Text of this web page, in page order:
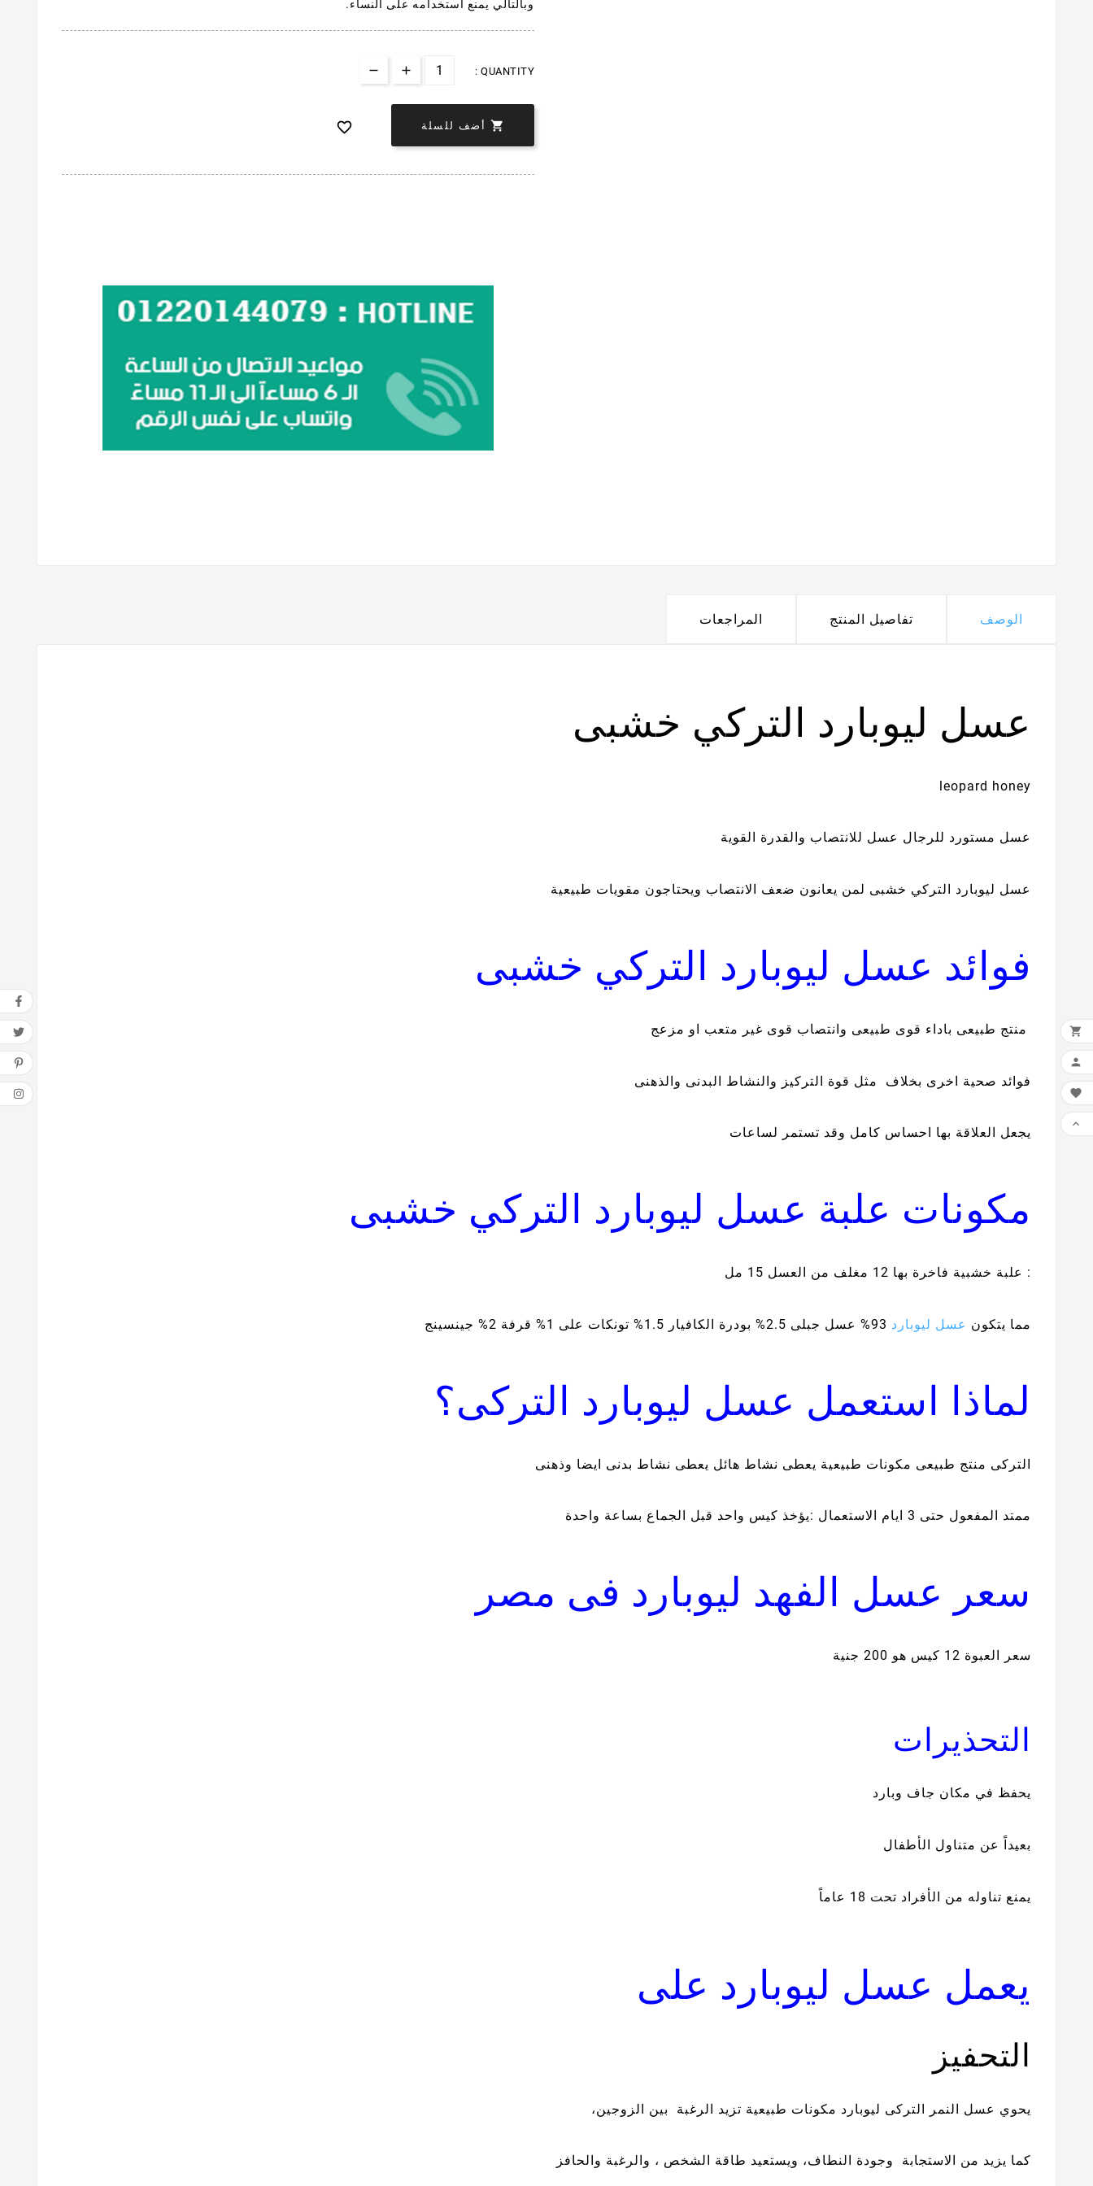
وبالتالي يمنع استخدامه على النساء.
QUANTITY :
 أضف للسلة 
الوصف تفاصيل المنتج المراجعات
عسل ليوبارد التركي خشبى
leopard honey
عسل مستورد للرجال عسل للانتصاب والقدرة القوية
عسل ليوبارد التركي خشبى لمن يعانون ضعف الانتصاب ويحتاجون مقويات طبيعية
فوائد عسل ليوبارد التركي خشبى
منتج طبيعى باداء قوى طبيعى وانتصاب قوى غير متعب او مزعج
فوائد صحية اخرى بخلاف مثل قوة التركيز والنشاط البدنى والذهنى
يجعل العلاقة بها احساس كامل وقد تستمر لساعات
مكونات علبة عسل ليوبارد التركي خشبى
: علبة خشبية فاخرة بها 12 مغلف من العسل 15 مل
مما يتكون عسل ليوبارد
لماذا استعمل عسل ليوبارد التركى؟
التركى منتج طبيعى مكونات طبيعية يعطى نشاط هائل يعطى نشاط بدنى ايضا وذهنى
ممتد المفعول حتى 3 ايام الاستعمال :يؤخذ كيس واحد قبل الجماع بساعة واحدة
سعر عسل الفهد ليوبارد فى مصر
سعر العبوة 12 كيس هو 200 جنية
التحذيرات
يحفظ في مكان جاف وبارد
بعيداً عن متناول الأطفال
يمنع تناوله من الأفراد تحت 18 عاماً
يعمل عسل ليوبارد على
التحفيز
يحوي عسل النمر التركى ليوبارد مكونات طبيعية تزيد الرغبة بين الزوجين،
كما يزيد من الاستجابة وجودة النطاف، ويستعيد طاقة الشخص ، والرغبة والحافز



